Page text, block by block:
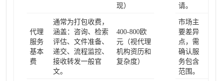
现）
请。
代理
服务
基本
费
通常为打包收费，
涵盖：咨询、检索
评估、文件准备、
递交、流程监控、
接收转发一般官
文。
400-800欧
元（视代理
机构资历和
复杂度）
市场主
要差异
点，需
确认服
务包含
范围。